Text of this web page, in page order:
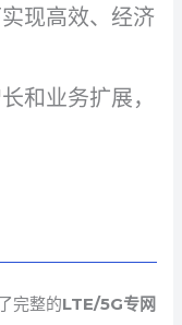
现高效、经济
和业务扩展，
完整的LTE/5G专网